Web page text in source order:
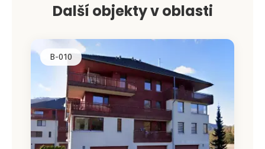
Další objekty v oblasti
B-010